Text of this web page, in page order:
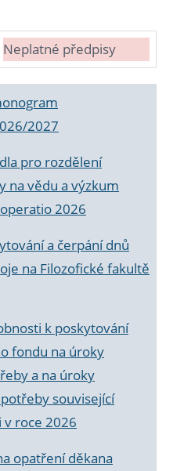
Neplatné předpisy
2027
pro rozdělení
na vědu a výzkum
2026
a čerpání dnů
na Filozofické fakultě
k poskytování
fondu na úroky
a na úroky
související
roce 2026
opatření děkana